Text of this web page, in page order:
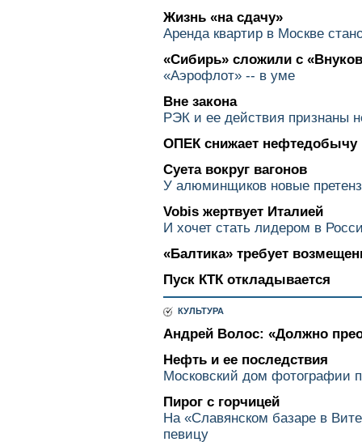
Жизнь «на сдачу»
Аренда квартир в Москве
«Сибирь» сложили с
«Аэрофлот» -- в уме
Вне закона
РЭК и ее действия признаны
ОПЕК снижает нефтедобычу
Суета вокруг вагонов
У алюминщиков новые
Vobis жертвует Италией
И хочет стать лидером в
«Балтика» требует
Пуск КТК откладывается
КУЛЬТУРА
Андрей Волос: «Должно
Нефть и ее последствия
Московский дом фотографии
Пирог с горчицей
На «Славянском базаре в
певицу